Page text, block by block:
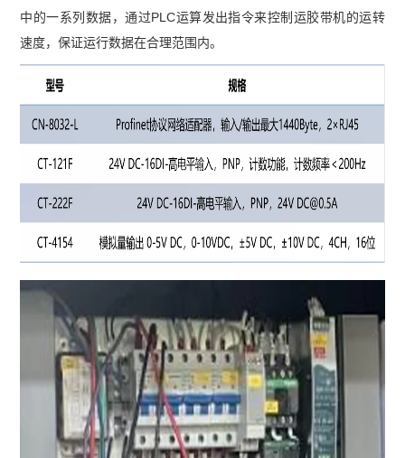
中的一系列数据，通过PLC运算发出指令来控制运胶带机的运转
速度，保证运行数据在合理范围内。